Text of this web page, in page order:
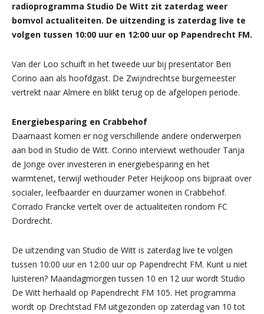
radioprogramma Studio De Witt zit zaterdag weer
bomvol actualiteiten. De uitzending is zaterdag live te
volgen tussen 10:00 uur en 12:00 uur op Papendrecht FM.
Van der Loo schuift in het tweede uur bij presentator Ben
Corino aan als hoofdgast. De Zwijndrechtse burgemeester
vertrekt naar Almere en blikt terug op de afgelopen periode.
Energiebesparing en Crabbehof
Daarnaast komen er nog verschillende andere onderwerpen
aan bod in Studio de Witt. Corino interviewt wethouder Tanja
de Jonge over investeren in energiebesparing en het
warmtenet, terwijl wethouder Peter Heijkoop ons bijpraat over
socialer, leefbaarder en duurzamer wonen in Crabbehof.
Corrado Francke vertelt over de actualiteiten rondom FC
Dordrecht.
De uitzending van Studio de Witt is zaterdag live te volgen
tussen 10:00 uur en 12:00 uur op Papendrecht FM. Kunt u niet
luisteren? Maandagmorgen tussen 10 en 12 uur wordt Studio
De Witt herhaald op Papendrecht FM 105. Het programma
wordt op Drechtstad FM uitgezonden op zaterdag van 10 tot